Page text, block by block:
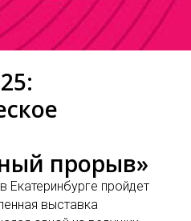
прорыв»
Екатеринбурге пройдет
выставка